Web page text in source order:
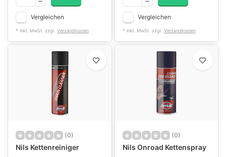
Vergleichen
* Inkl. MwSt. zzgl. Versandkosten
Vergleichen
* Inkl. MwSt. zzgl. Versandkosten
(0)
Nils Kettenreiniger
(0)
Nils Onroad Kettenspray